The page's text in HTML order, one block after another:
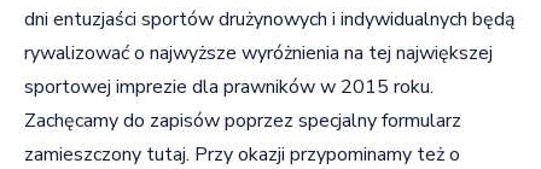
dni entuzjaści sportów drużynowych i indywidualnych będą
rywalizować o najwyższe wyróżnienia na tej największej
sportowej imprezie dla prawników w 2015 roku.
Zachęcamy do zapisów poprzez specjalny formularz
zamieszczony tutaj. Przy okazji przypominamy też o